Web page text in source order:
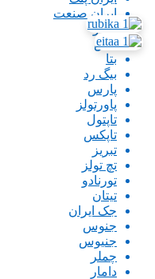
ایران صنعت
اینگو
باس
بتا
بیگ رد
پارس
پاورتولز
تاپتول
تاپکس
تبریز
تچ تولز
تورنادو
تیتان
جک ایران
جنوس
جنیوس
چملر
دامار